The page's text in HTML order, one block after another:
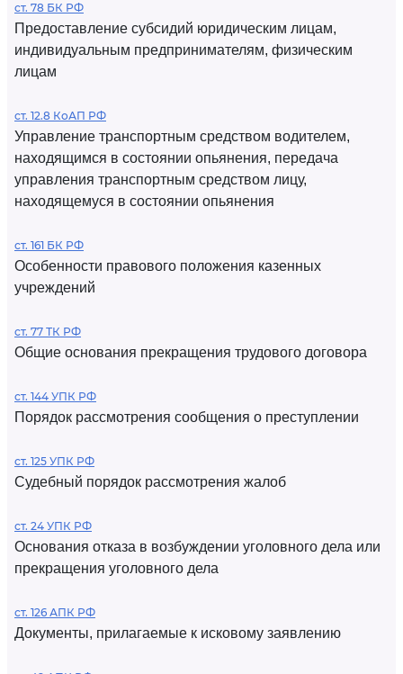
ст. 78 БК РФ
Предоставление субсидий юридическим лицам,
индивидуальным предпринимателям, физическим
лицам
ст. 12.8 КоАП РФ
Управление транспортным средством водителем,
находящимся в состоянии опьянения, передача
управления транспортным средством лицу,
находящемуся в состоянии опьянения
ст. 161 БК РФ
Особенности правового положения казенных
учреждений
ст. 77 ТК РФ
Общие основания прекращения трудового договора
ст. 144 УПК РФ
Порядок рассмотрения сообщения о преступлении
ст. 125 УПК РФ
Судебный порядок рассмотрения жалоб
ст. 24 УПК РФ
Основания отказа в возбуждении уголовного дела или
прекращения уголовного дела
ст. 126 АПК РФ
Документы, прилагаемые к исковому заявлению